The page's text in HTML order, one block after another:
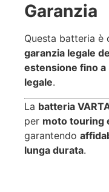
Garanzia
Questa batteria è
garanzia legale
estensione fino
legale.
La batteria
per moto touring
garantendo
lunga durata.